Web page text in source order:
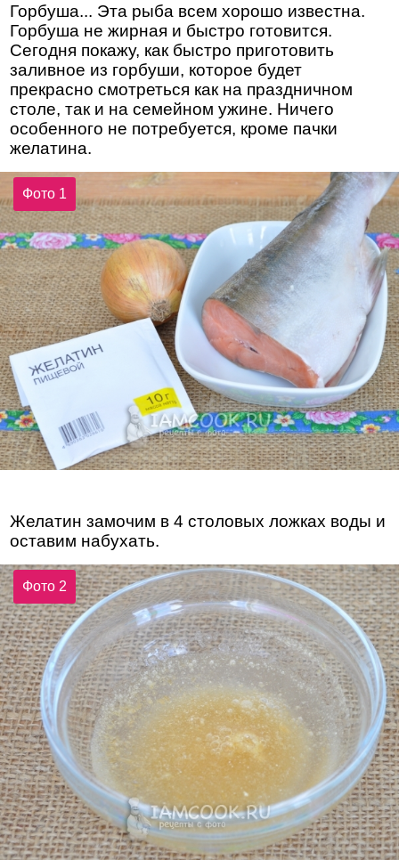
Горбуша... Эта рыба всем хорошо известна.
Горбуша не жирная и быстро готовится.
Сегодня покажу, как быстро приготовить
заливное из горбуши, которое будет
прекрасно смотреться как на праздничном
столе, так и на семейном ужине. Ничего
особенного не потребуется, кроме пачки
желатина.
Фото 1
Желатин замочим в 4 столовых ложках воды и
оставим набухать.
Фото 2